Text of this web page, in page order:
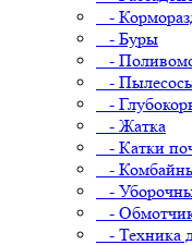
-
- Буры
-
-
-
- Жатка
- Катки
-
-
-
- Техника